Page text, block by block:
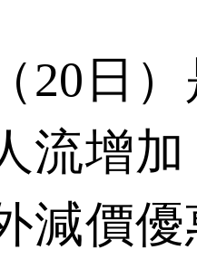
20日）
流增
減價